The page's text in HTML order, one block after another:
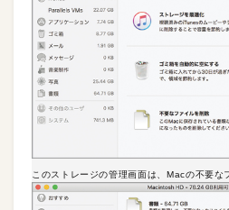
このストレージの管理画面は、Macの不要な